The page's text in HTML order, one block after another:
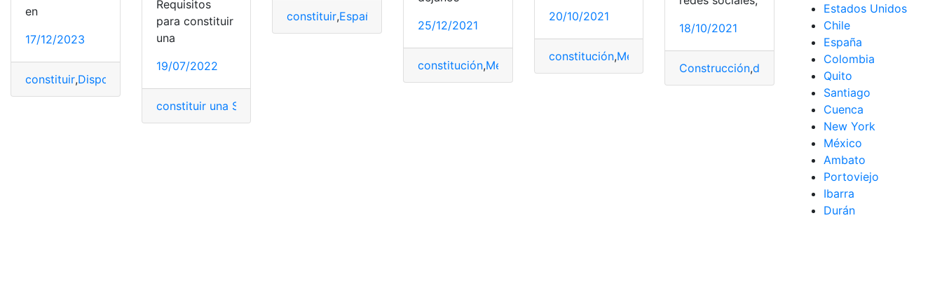
en
17/12/2023
constituir,Disposiciones
Requisitos
para constituir
una
19/07/2022
constituir una SOFOM
constituir,España Requisitos
25/12/2021
constitución,México Recomendaciones,Requisitos,SOFOM
20/10/2021
constitución,Mercantil Sociedad
18/10/2021
Construcción,documento Procedimiento
Estados Unidos
Chile
España
Colombia
Quito
Santiago
Cuenca
New York
México
Ambato
Portoviejo
Ibarra
Durán